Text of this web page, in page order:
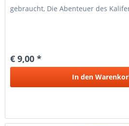
gebraucht, Die Abenteuer des
€ 9,00 *
In den